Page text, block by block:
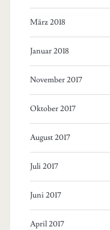
März 2018
Januar 2018
November 2017
Oktober 2017
August 2017
Juli 2017
Juni 2017
April 2017